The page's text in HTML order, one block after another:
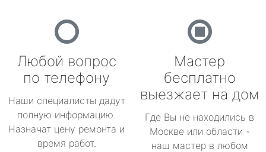
Любой вопрос
по телефону
Наши специалисты дадут
полную информацию.
Назначат цену ремонта и
время работ.
Мастер
бесплатно
выезжает на дом
Где Вы не находились в
Москве или области -
наш мастер в любом